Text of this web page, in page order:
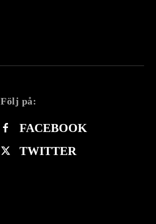
Följ på:
FACEBOOK
TWITTER